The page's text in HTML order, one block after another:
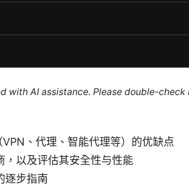
with AI assistance. Please double-
、代理、智能代理等）的优缺点
，以及评估其安全性与性能
逐步指南